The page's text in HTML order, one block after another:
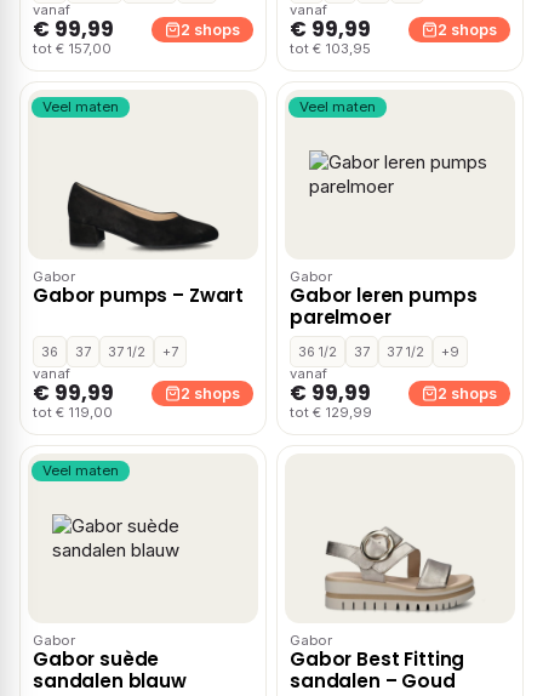
vanaf
€ 99,99
tot € 157,00
2 shops
vanaf
€ 99,99
tot € 103,95
2 shops
Veel maten
Gabor
Gabor pumps – Zwart
36 37 37 1/2
+7
vanaf
€ 99,99
tot € 119,00
2 shops
Veel maten
Gabor
Gabor leren pumps
parelmoer
36 1/2 37 37 1/2
+9
vanaf
€ 99,99
tot € 129,99
2 shops
Veel maten
Gabor
Gabor suède
sandalen blauw
Gabor
Gabor Best Fitting
sandalen – Goud